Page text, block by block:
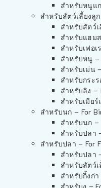
สำหรับหนูแ
สำหรับสัตว์เลี้ยงลู
สำหรับสัตว์
สำหรับแฮม
สำหรับเฟอเ
สำหรับหนู –
สำหรับเม่น
สำหรับกระ
สำหรับลิง –
สำหรับเมีย
สำหรับนก – For
สำหรับนก –
สำหรับปลา
สำหรับปลา – For
สำหรับปลา
สำหรับสัตว์
สำหรับกิ้งก่า